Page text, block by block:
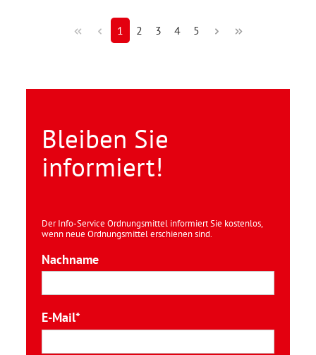
1 2 3 4 5
Bleiben Sie
informiert!
Der Info-Service Ordnungsmittel informiert Sie kostenlos,
wenn neue Ordnungsmittel erschienen sind.
Nachname
E-Mail